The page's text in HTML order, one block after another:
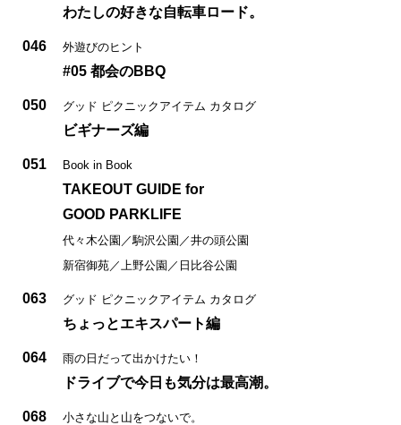
わたしの好きな自転車ロード。
046 外遊びのヒント
#05 都会のBBQ
050 グッド ピクニックアイテム カタログ
ビギナーズ編
051 Book in Book
TAKEOUT GUIDE for
GOOD PARKLIFE
代々木公園／駒沢公園／井の頭公園
新宿御苑／上野公園／日比谷公園
063 グッド ピクニックアイテム カタログ
ちょっとエキスパート編
064 雨の日だって出かけたい！
ドライブで今日も気分は最高潮。
068 小さな山と山をつないで。